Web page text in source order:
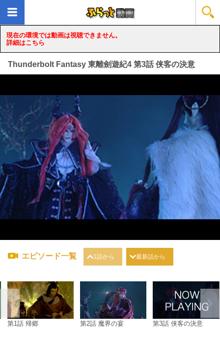
現在の環境では動画は視聴できません。
詳細はこちら
Thunderbolt Fantasy 東離劍遊紀4 第3話 侠客の決意
loading...
エピソード一覧 1話から 最新話から
第1話 帰郷 第2話 魔界の宴 第3話 侠客の決意